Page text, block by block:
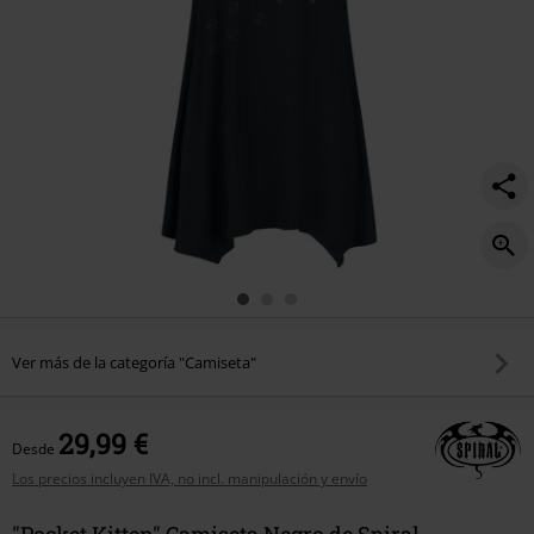
Ver más de la categoría "Camiseta"
Desde 29,99 €
Los precios incluyen IVA, no incl. manipulación y envío